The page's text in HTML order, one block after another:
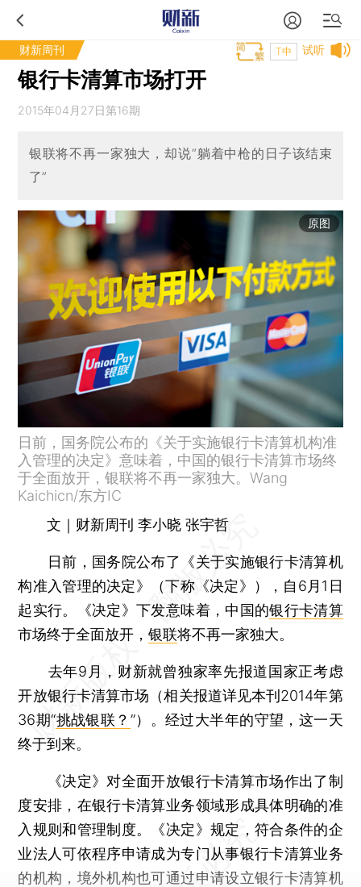
财新周刊 试听
T中
银行卡清算市场打开
2015年04月27日第16期
银联将不再一家独大，却说“躺着中枪的日子该结束
了”
原图
日前，国务院公布的《关于实施银行卡清算机构准
入管理的决定》意味着，中国的银行卡清算市场终
于全面放开，银联将不再一家独大。Wang
Kaichicn/东方IC
文｜财新周刊 李小晓 张宇哲
日前，国务院公布了《关于实施银行卡清算机
构准入管理的决定》（下称《决定》），自6月1日
起实行。《决定》下发意味着，中国的银行卡清算
市场终于全面放开，银联将不再一家独大。
去年9月，财新就曾独家率先报道国家正考虑
开放银行卡清算市场（相关报道详见本刊2014年第
36期“挑战银联？ ”）。经过大半年的守望，这一天
终于到来。
《决定》对全面开放银行卡清算市场作出了制
度安排，在银行卡清算业务领域形成具体明确的准
入规则和管理制度。《决定》规定，符合条件的企
业法人可依程序申请成为专门从事银行卡清算业务
的机构，境外机构也可通过申请设立银行卡清算机